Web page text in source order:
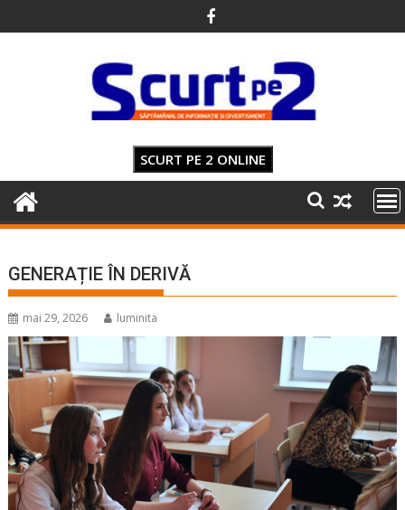
to
SCURT PE 2 ONLINE
GENERAȚIE ÎN DERIVĂ
mai 29, 2026 luminita